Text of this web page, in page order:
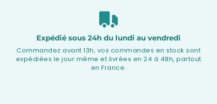
Expédié sous 24h du lundi au vendredi
Commandez avant 13h, vos commandes en stock sont
expédiées le jour même et livrées en 24 à 48h, partout
en France.